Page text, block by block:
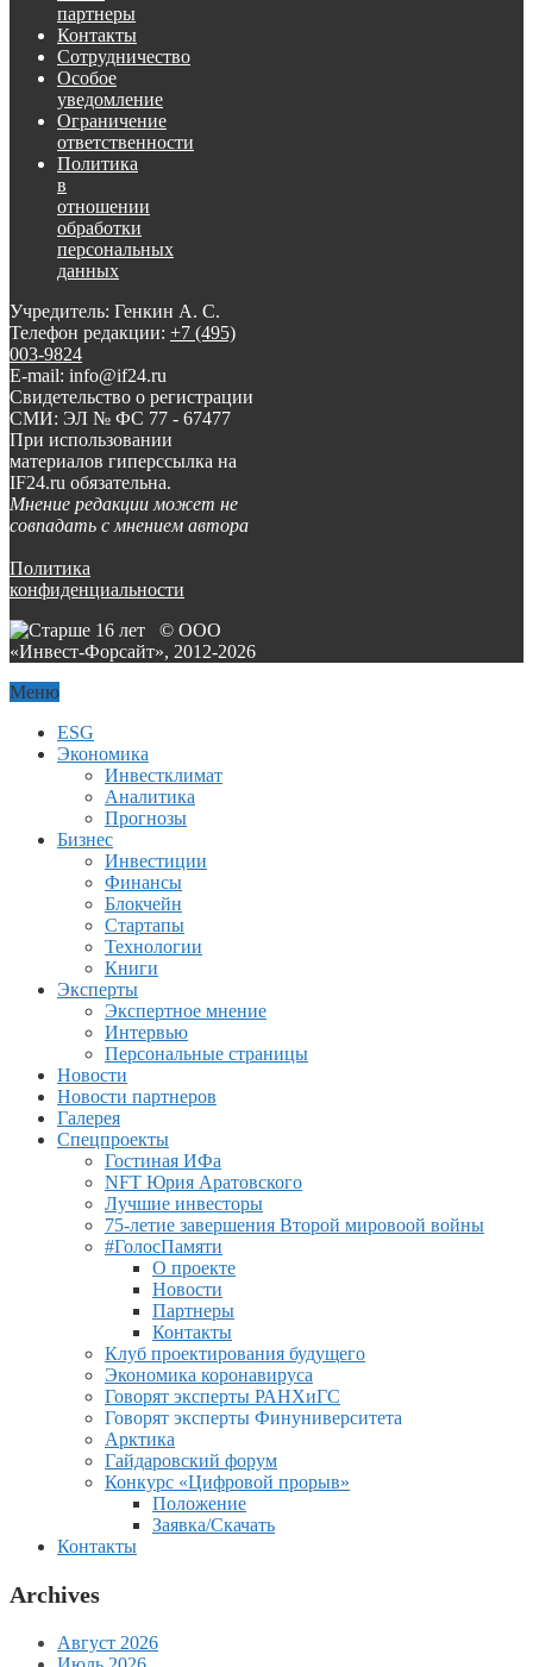
партнеры
Контакты
Сотрудничество
Особое
уведомление
Ограничение
ответственности
Политика
в
отношении
обработки
персональных
данных
Учредитель: Генкин А. С.
Телефон редакции: +7 (495)
003-9824
E-mail: info@if24.ru
Свидетельство о регистрации
СМИ: ЭЛ № ФС 77 - 67477
При использовании
материалов гиперссылка на
IF24.ru обязательна.
Мнение редакции может не
совпадать с мнением автора
Политика
конфиденциальности
© ООО
«Инвест-Форсайт», 2012-2026
Меню
ESG
Экономика
Инвестклимат
Аналитика
Прогнозы
Бизнес
Инвестиции
Финансы
Блокчейн
Стартапы
Технологии
Книги
Эксперты
Экспертное мнение
Интервью
Персональные страницы
Новости
Новости партнеров
Галерея
Спецпроекты
Гостиная ИФа
NFT Юрия Аратовского
Лучшие инвесторы
75-летие завершения Второй мировоой войны
#ГолосПамяти
О проекте
Новости
Партнеры
Контакты
Клуб проектирования будущего
Экономика коронавируса
Говорят эксперты РАНХиГС
Говорят эксперты Финуниверситета
Арктика
Гайдаровский форум
Конкурс «Цифровой прорыв»
Положение
Заявка/Скачать
Контакты
Archives
Август 2026